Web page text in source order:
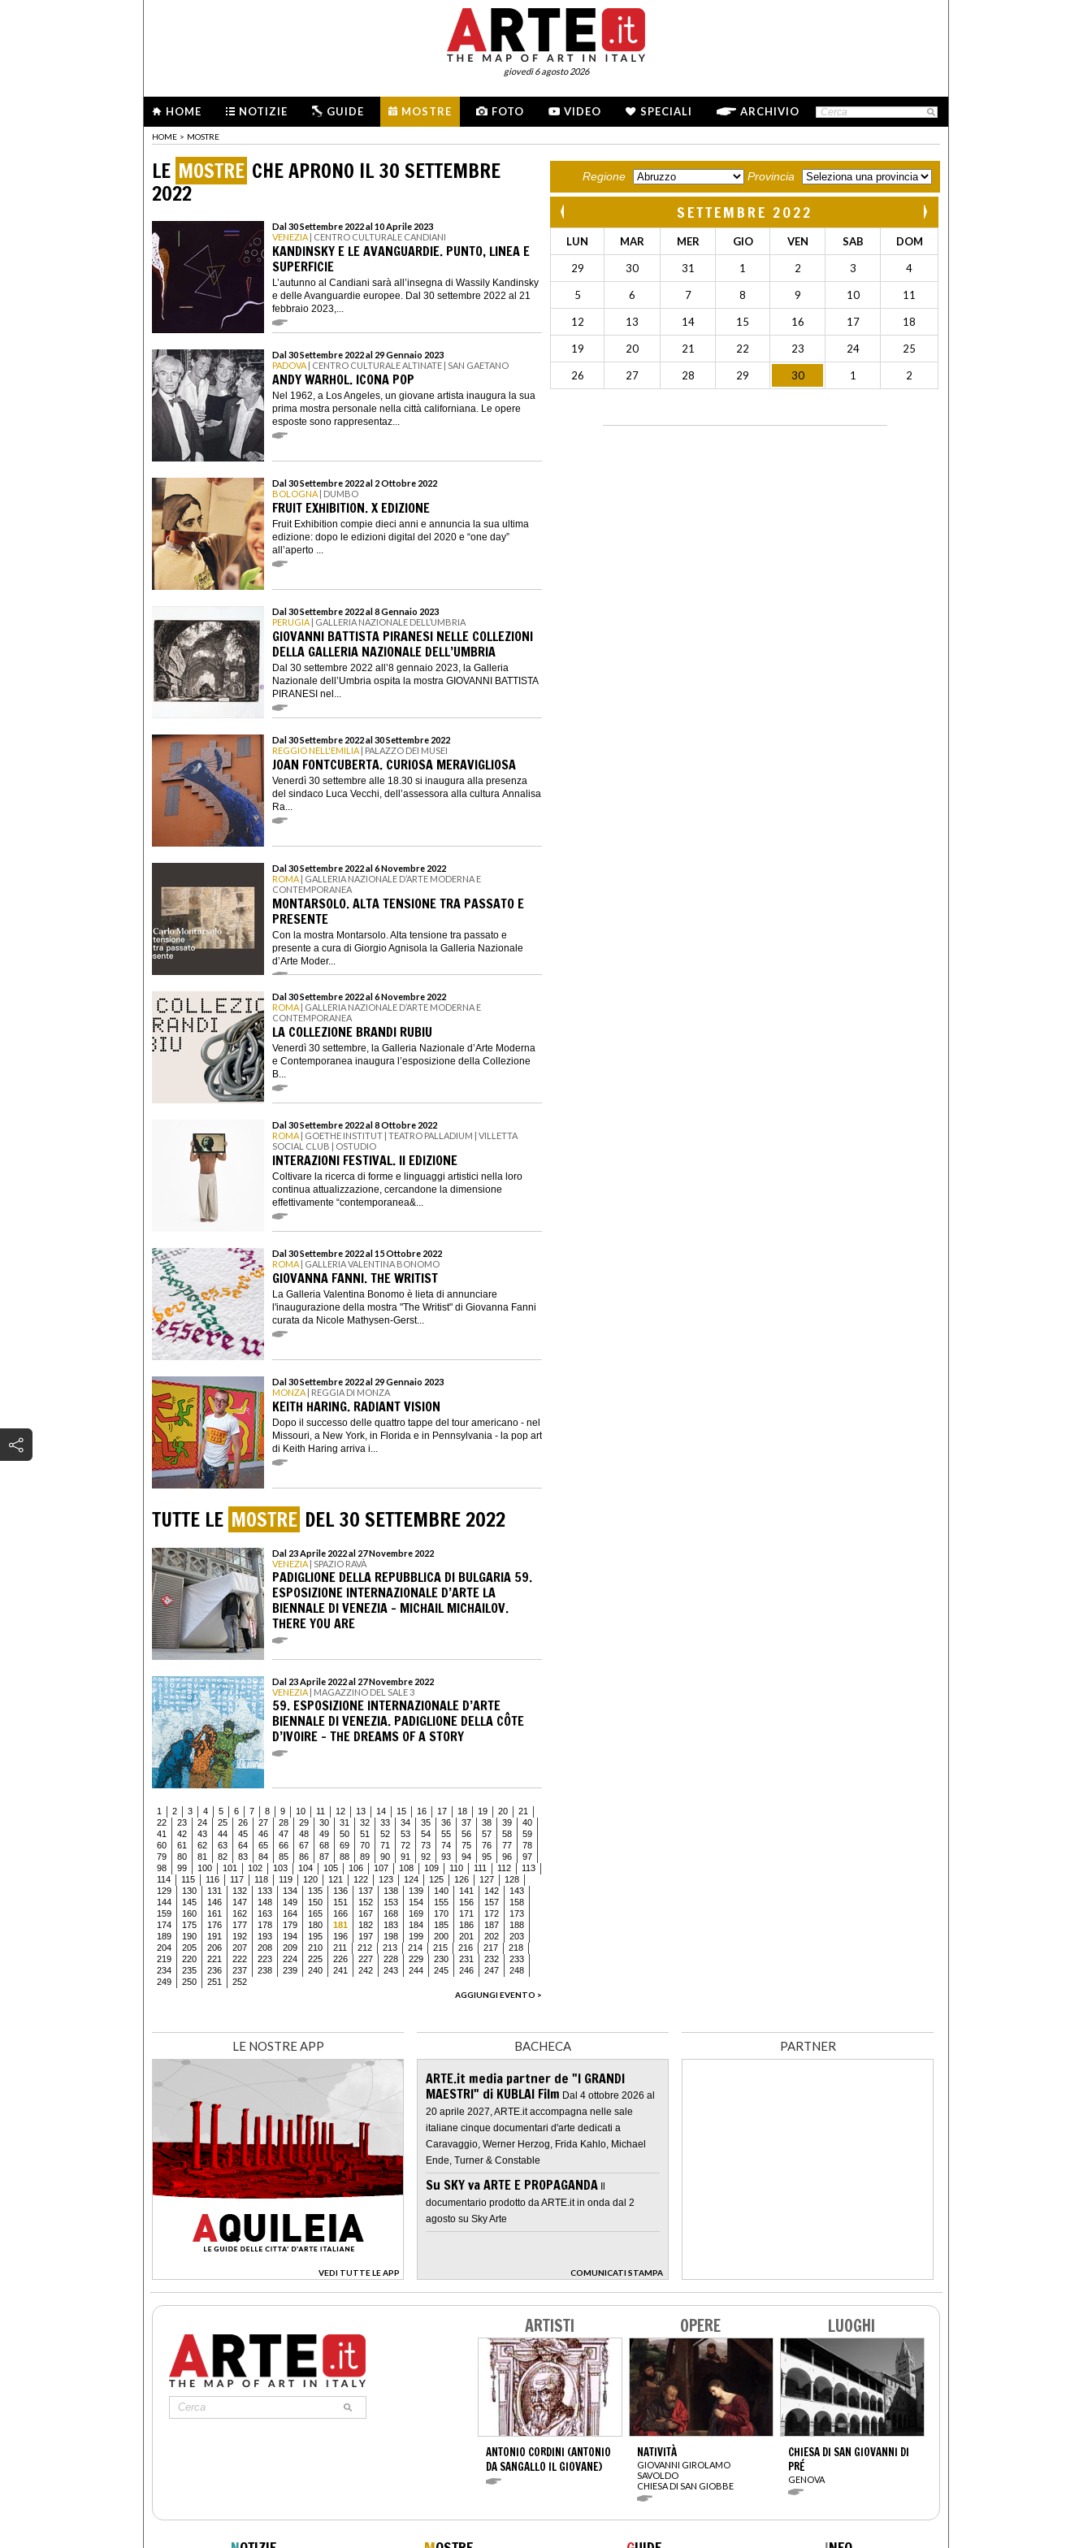
giovedì 6 agosto 2026
HOME NOTIZIE GUIDE MOSTRE FOTO VIDEO SPECIALI ARCHIVIO
HOME > MOSTRE
LE MOSTRE CHE APRONO IL 30 SETTEMBRE
2022
Dal 30 Settembre 2022 al 10 Aprile 2023
VENEZIA | CENTRO CULTURALE CANDIANI
KANDINSKY E LE AVANGUARDIE. PUNTO, LINEA E
SUPERFICIE
L’autunno al Candiani sarà all’insegna di Wassily Kandinsky
e delle Avanguardie europee. Dal 30 settembre 2022 al 21
febbraio 2023,...
Dal 30 Settembre 2022 al 29 Gennaio 2023
PADOVA | CENTRO CULTURALE ALTINATE | SAN GAETANO
ANDY WARHOL. ICONA POP
Nel 1962, a Los Angeles, un giovane artista inaugura la sua
prima mostra personale nella città californiana. Le opere
esposte sono rappresentaz...
Dal 30 Settembre 2022 al 2 Ottobre 2022
BOLOGNA | DUMBO
FRUIT EXHIBITION. X EDIZIONE
Fruit Exhibition compie dieci anni e annuncia la sua ultima
edizione: dopo le edizioni digital del 2020 e “one day”
all’aperto ...
Dal 30 Settembre 2022 al 8 Gennaio 2023
PERUGIA | GALLERIA NAZIONALE DELL’UMBRIA
GIOVANNI BATTISTA PIRANESI NELLE COLLEZIONI
DELLA GALLERIA NAZIONALE DELL’UMBRIA
Dal 30 settembre 2022 all’8 gennaio 2023, la Galleria
Nazionale dell’Umbria ospita la mostra GIOVANNI BATTISTA
PIRANESI nel...
Dal 30 Settembre 2022 al 30 Settembre 2022
REGGIO NELL'EMILIA | PALAZZO DEI MUSEI
JOAN FONTCUBERTA. CURIOSA MERAVIGLIOSA
Venerdì 30 settembre alle 18.30 si inaugura alla presenza
del sindaco Luca Vecchi, dell’assessora alla cultura Annalisa
Ra...
Dal 30 Settembre 2022 al 6 Novembre 2022
ROMA | GALLERIA NAZIONALE D’ARTE MODERNA E
CONTEMPORANEA
MONTARSOLO. ALTA TENSIONE TRA PASSATO E
PRESENTE
Con la mostra Montarsolo. Alta tensione tra passato e
presente a cura di Giorgio Agnisola la Galleria Nazionale
d’Arte Moder...
Dal 30 Settembre 2022 al 6 Novembre 2022
ROMA | GALLERIA NAZIONALE D’ARTE MODERNA E
CONTEMPORANEA
LA COLLEZIONE BRANDI RUBIU
Venerdì 30 settembre, la Galleria Nazionale d’Arte Moderna
e Contemporanea inaugura l’esposizione della Collezione
B...
Dal 30 Settembre 2022 al 8 Ottobre 2022
ROMA | GOETHE INSTITUT | TEATRO PALLADIUM | VILLETTA
SOCIAL CLUB | OSTUDIO
INTERAZIONI FESTIVAL. II EDIZIONE
Coltivare la ricerca di forme e linguaggi artistici nella loro
continua attualizzazione, cercandone la dimensione
effettivamente “contemporanea&...
Dal 30 Settembre 2022 al 15 Ottobre 2022
ROMA | GALLERIA VALENTINA BONOMO
GIOVANNA FANNI. THE WRITIST
La Galleria Valentina Bonomo è lieta di annunciare
l'inaugurazione della mostra "The Writist" di Giovanna Fanni
curata da Nicole Mathysen-Gerst...
Dal 30 Settembre 2022 al 29 Gennaio 2023
MONZA | REGGIA DI MONZA
KEITH HARING. RADIANT VISION
Dopo il successo delle quattro tappe del tour americano - nel
Missouri, a New York, in Florida e in Pennsylvania - la pop art
di Keith Haring arriva i...
TUTTE LE MOSTRE DEL 30 SETTEMBRE 2022
Dal 23 Aprile 2022 al 27 Novembre 2022
VENEZIA | SPAZIO RAVÀ
PADIGLIONE DELLA REPUBBLICA DI BULGARIA 59.
ESPOSIZIONE INTERNAZIONALE D’ARTE LA
BIENNALE DI VENEZIA - MICHAIL MICHAILOV.
THERE YOU ARE
Dal 23 Aprile 2022 al 27 Novembre 2022
VENEZIA | MAGAZZINO DEL SALE 3
59. ESPOSIZIONE INTERNAZIONALE D’ARTE
BIENNALE DI VENEZIA. PADIGLIONE DELLA CÔTE
D’IVOIRE - THE DREAMS OF A STORY
1 2 3 4 5 6 7 8 9 10 11 12 13 14 15 16 17 18 19 20
21
22
23 24 25 26 27 28 29 30 31 32 33 34 35 36 37 38 39
40
41
42 43 44 45 46 47 48 49 50 51 52 53 54 55 56 57 58
59
60
61 62 63 64 65 66 67 68 69 70 71 72 73 74 75 76 77
78
79
80 81 82 83 84 85 86 87 88 89 90 91 92 93 94 95 96
97
98
99 100 101 102 103 104 105 106 107 108 109 110 111 112
113
114
115 116 117 118 119 120 121 122 123 124 125 126 127
128
129
130 131 132 133 134 135 136 137 138 139 140 141 142
143
144
145 146 147 148 149 150 151 152 153 154 155 156 157
158
159
160 161 162 163 164 165 166 167 168 169 170 171 172
173
174
175 176 177 178 179 180 181 182 183 184 185 186 187
188
189
190 191 192 193 194 195 196 197 198 199 200 201 202
203
204
205 206 207 208 209 210 211 212 213 214 215 216 217
218
219
220 221 222 223 224 225 226 227 228 229 230 231 232
233
234
235 236 237 238 239 240 241 242 243 244 245 246 247
248
249
250 251
252
AGGIUNGI EVENTO >
Regione Provincia
SETTEMBRE 2022
LUN MAR MER GIO VEN SAB DOM
29 30 31 1 2 3 4
5 6 7 8 9 10 11
12 13 14 15 16 17 18
19 20 21 22 23 24 25
26 27 28 29 30 1 2
LE NOSTRE APP
VEDI TUTTE LE APP
>
BACHECA
ARTE.it media partner de "I GRANDI
MAESTRI" di KUBLAI Film Dal 4 ottobre 2026 al
20 aprile 2027, ARTE.it accompagna nelle sale
italiane cinque documentari d'arte dedicati a
Caravaggio, Werner Herzog, Frida Kahlo, Michael
Ende, Turner & Constable
Su SKY va ARTE E PROPAGANDA Il
documentario prodotto da ARTE.it in onda dal 2
agosto su Sky Arte
COMUNICATI STAMPA
>
PARTNER
ARTISTI
ANTONIO CORDINI (ANTONIO
DA SANGALLO IL GIOVANE)
OPERE
NATIVITÀ
GIOVANNI GIROLAMO
SAVOLDO
CHIESA DI SAN GIOBBE
LUOGHI
CHIESA DI SAN GIOVANNI DI
PRÉ
GENOVA